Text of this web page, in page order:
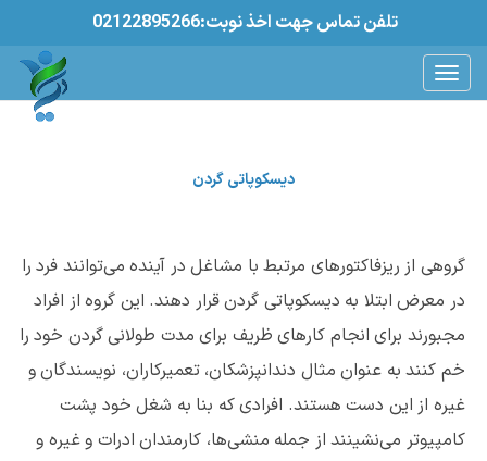
02122895266:تلفن تماس جهت اخذ نوبت
دیسکوپاتی گردن
گروهی از ریزفاکتورهای مرتبط با مشاغل در آینده می‌توانند فرد را
در معرض ابتلا به دیسکوپاتی گردن قرار دهند. این گروه از افراد
مجبورند برای انجام کارهای ظریف برای مدت طولانی گردن خود را
خم ‌کنند به عنوان مثال دندانپزشکان، تعمیرکاران، نویسندگان و
غیره از این دست هستند. افرادی که بنا به شغل خود پشت
کامپیوتر می‌نشینند از جمله منشی‌ها، کارمندان ادرات و غیره و